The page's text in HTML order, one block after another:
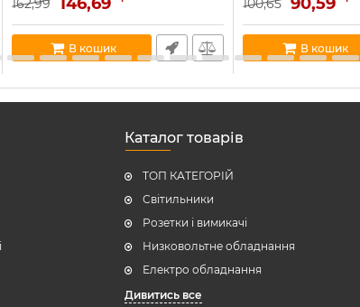
В наявності:2
162,99
В кошик
В наявності:5
100,65
В кошик
Каталог товарів
ТОП КАТЕГОРІЙ
Світильники
Розетки і вимикачі
Низковольтне обладнання
Електро обладнання
Дивитись все